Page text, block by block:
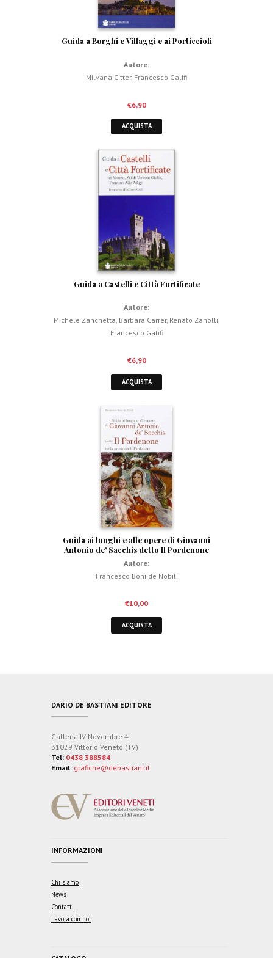
Guida a Borghi e Villaggi e ai Porticcioli
Autore:
Milvana Citter, Francesco Galifi
€6,90
ACQUISTA
Guida a Castelli e Città Fortificate
Autore:
Michele Zanchetta, Barbara Carrer, Renato Zanolli,
Francesco Galifi
€6,90
ACQUISTA
Guida ai luoghi e alle opere di Giovanni
Antonio de’ Sacchis detto Il Pordenone
Autore:
Francesco Boni de Nobili
€10,00
ACQUISTA
DARIO DE BASTIANI EDITORE
Galleria IV Novembre 4
31029 Vittorio Veneto (TV)
Tel: 0438 388584
Email: grafiche@debastiani.it
INFORMAZIONI
Chi siamo
News
Contatti
Lavora con noi